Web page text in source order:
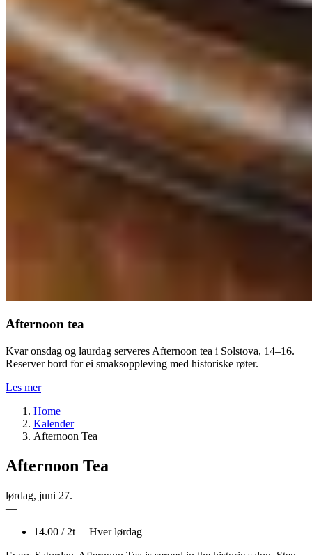
Afternoon tea
Kvar onsdag og laurdag serveres Afternoon tea i Solstova, 14–16.
Reserver bord for ei smaksoppleving med historiske røter.
Les mer
Home
Kalender
Afternoon Tea
Afternoon Tea
lørdag, juni 27.
—
14.00 / 2t— Hver lørdag